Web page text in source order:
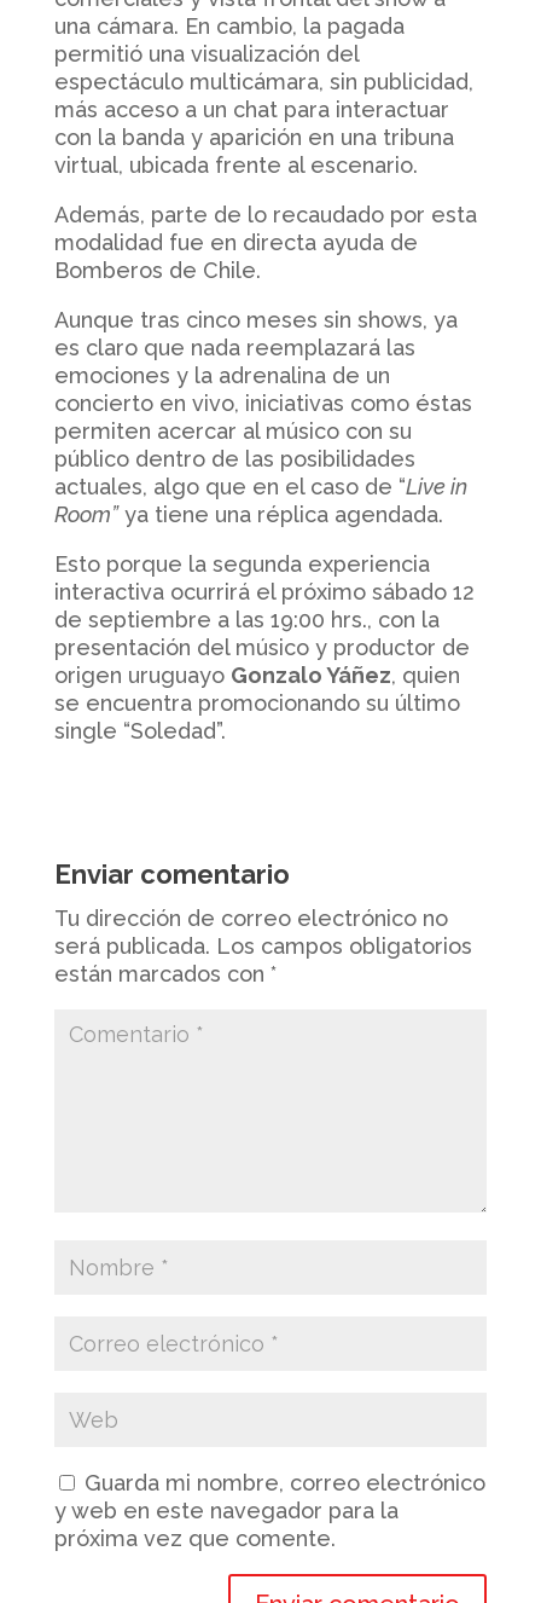
una cámara. En cambio, la pagada
permitió una visualización del
espectáculo multicámara, sin publicidad,
más acceso a un chat para interactuar
con la banda y aparición en una tribuna
virtual, ubicada frente al escenario.
Además, parte de lo recaudado por esta
modalidad fue en directa ayuda de
Bomberos de Chile.
Aunque tras cinco meses sin shows, ya
es claro que nada reemplazará las
emociones y la adrenalina de un
concierto en vivo, iniciativas como éstas
permiten acercar al músico con su
público dentro de las posibilidades
actuales, algo que en el caso de “Live in
Room”ya tiene una réplica agendada.
Esto porque la segunda experiencia
interactiva ocurrirá el próximo sábado 12
de septiembre a las 19:00 hrs., con la
presentación del músico y productor de
origen uruguayo Gonzalo Yáñez, quien
se encuentra promocionando su último
single “Soledad”.
Enviar comentario
Tu dirección de correo electrónico no
será publicada. Los campos obligatorios
están marcados con *
Guarda mi nombre, correo electrónico
y web en este navegador para la
próxima vez que comente.